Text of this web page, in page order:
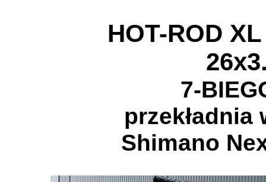
HOT-ROD
7-
przekładnia
Shimano